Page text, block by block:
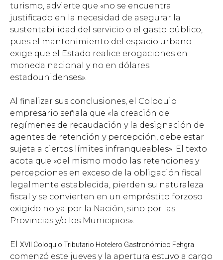
turismo, advierte que «no se encuentra
justificado en la necesidad de asegurar la
sustentabilidad del servicio o el gasto público,
pues el mantenimiento del espacio urbano
exige que el Estado realice erogaciones en
moneda nacional y no en dólares
estadounidenses».
Al finalizar sus conclusiones, el Coloquio
empresario señala que «la creación de
regímenes de recaudación y la designación de
agentes de retención y percepción, debe estar
sujeta a ciertos límites infranqueables». El texto
acota que «del mismo modo las retenciones y
percepciones en exceso de la obligación fiscal
legalmente establecida, pierden su naturaleza
fiscal y se convierten en un empréstito forzoso
exigido no ya por la Nación, sino por las
Provincias y/o los Municipios».
El XVII Coloquio Tributario Hotelero Gastronómico Fehgra
comenzó este jueves y la apertura estuvo a cargo